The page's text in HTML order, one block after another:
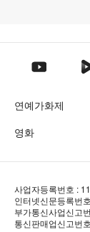
텐아시아 유
연예가화제
영화
사업자등록번호 :
인터넷신문등록번
부가통신사업신고
통신판매업신고번